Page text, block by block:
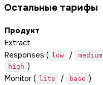
Остальные тарифы
Продукт
Extract
Responses (
low / medium
high )
Monitor (
lite / base )